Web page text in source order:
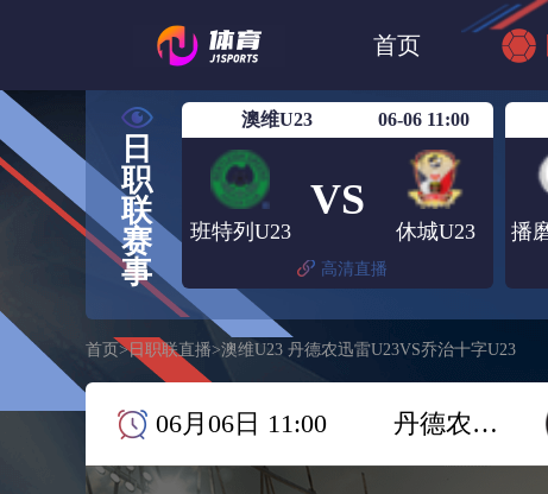
首页
日篮B1
日
职
联
赛
事
澳维U23 06-06 11:00
班特列U23
VS
休城U23
高清直播
首页 >日职联直播>澳维U23 丹德农迅雷U23VS乔治十字U23
06月06日 11:00 丹德农迅雷U23